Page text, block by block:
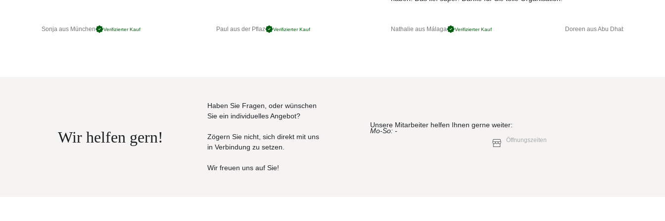
100 × 100 × 74 cm
Sonja aus München Verifizierter Kauf Paul aus der Pflaz Verifizierter Kauf Nathalie aus Málaga Verifizierter Kauf Doreen aus Abu Dhabi
Wir helfen gern!
Haben Sie Fragen, oder wünschen
Sie ein individuelles Angebot?
Zögern Sie nicht, sich direkt mit uns
in Verbindung zu setzen.
Wir freuen uns auf Sie!
Unsere Mitarbeiter helfen Ihnen gerne weiter:
Mo-So: -
Öffnungszeiten